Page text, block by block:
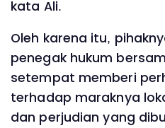
kata Ali.
Oleh karena itu,
penegak hukum
setempat memberi
terhadap maraknya
dan perjudian yang